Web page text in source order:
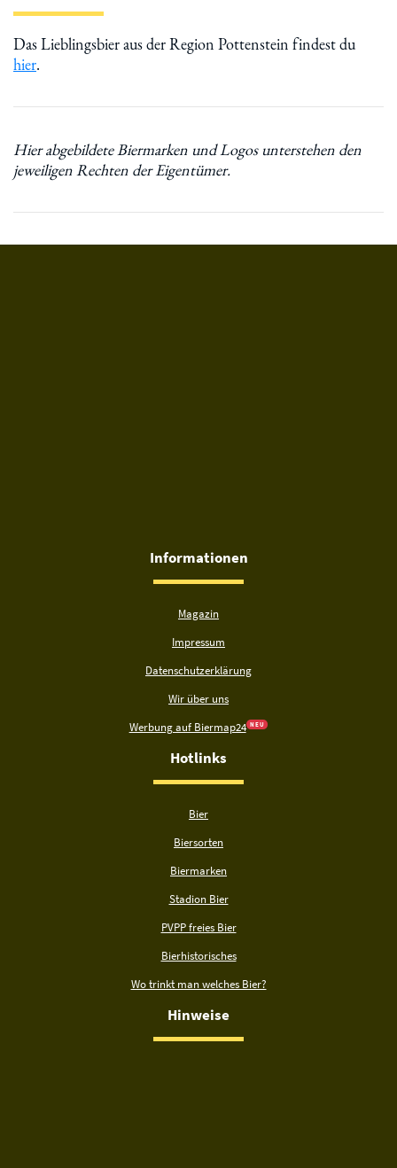
Das Lieblingsbier aus der Region Pottenstein findest du
hier.
Informationen
Magazin
Impressum
Datenschutzerklärung
Wir über uns
Werbung auf Biermap24 N E U
Hotlinks
Bier
Biersorten
Biermarken
Stadion Bier
PVPP freies Bier
Bierhistorisches
Wo trinkt man welches Bier?
Hinweise